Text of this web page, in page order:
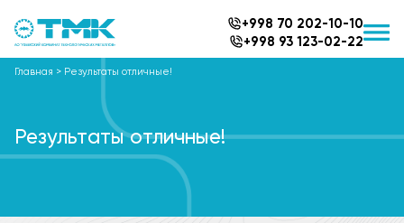
+998 70 202-10-10
+998 93 123-02-22
Главная > Результаты отличные!
Результаты отличные!